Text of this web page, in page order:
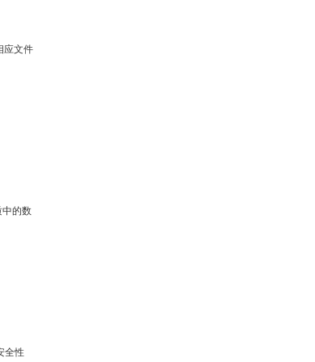
应文件
中的数
全性